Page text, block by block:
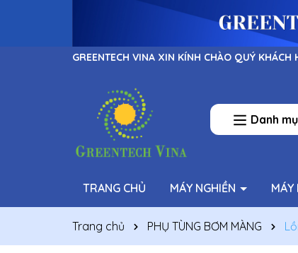
GREENTECH VINA XIN KÍNH CHÀO QUÝ KHÁCH
Danh
TRANG CHỦ MÁY NGHIỀN MÁY
Trang chủ PHỤ TÙNG BƠM MÀNG